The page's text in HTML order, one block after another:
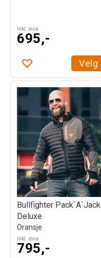
Inkl. mva
695,-
Velg
Bullfighter Pack`A`Jack
Deluxe
Oransje
Inkl. mva
795,-